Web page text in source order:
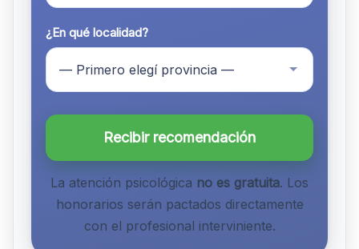
¿En qué localidad?
Recibir recomendación
La atención psicológica no es gratuita. Los
honorarios serán pactados directamente
con el profesional interviniente.